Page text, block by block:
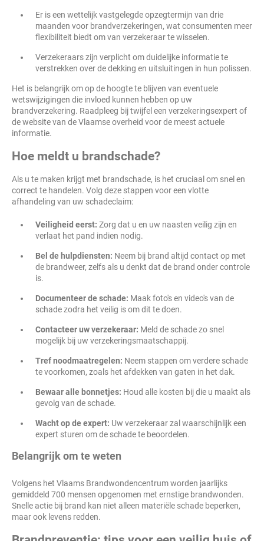
Er is een wettelijk vastgelegde opzegtermijn van drie
maanden voor brandverzekeringen, wat consumenten meer
flexibiliteit biedt om van verzekeraar te wisselen.
Verzekeraars zijn verplicht om duidelijke informatie te
verstrekken over de dekking en uitsluitingen in hun polissen.
Het is belangrijk om op de hoogte te blijven van eventuele
wetswijzigingen die invloed kunnen hebben op uw
brandverzekering. Raadpleeg bij twijfel een verzekeringsexpert of
de website van de Vlaamse overheid voor de meest actuele
informatie.
Hoe meldt u brandschade?
Als u te maken krijgt met brandschade, is het cruciaal om snel en
correct te handelen. Volg deze stappen voor een vlotte
afhandeling van uw schadeclaim:
Veiligheid eerst: Zorg dat u en uw naasten veilig zijn en
verlaat het pand indien nodig.
Bel de hulpdiensten: Neem bij brand altijd contact op met
de brandweer, zelfs als u denkt dat de brand onder controle
is.
Documenteer de schade: Maak foto's en video's van de
schade zodra het veilig is om dit te doen.
Contacteer uw verzekeraar: Meld de schade zo snel
mogelijk bij uw verzekeringsmaatschappij.
Tref noodmaatregelen: Neem stappen om verdere schade
te voorkomen, zoals het afdekken van gaten in het dak.
Bewaar alle bonnetjes: Houd alle kosten bij die u maakt als
gevolg van de schade.
Wacht op de expert: Uw verzekeraar zal waarschijnlijk een
expert sturen om de schade te beoordelen.
Belangrijk om te weten
Volgens het Vlaams Brandwondencentrum worden jaarlijks
gemiddeld 700 mensen opgenomen met ernstige brandwonden.
Snelle actie bij brand kan niet alleen materiële schade beperken,
maar ook levens redden.